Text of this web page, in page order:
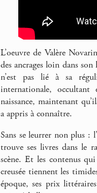
L’oeuvre de Valère
des ancrages loin dans
n’est pas lié à sa
internationale,
naissance, maintenant
a appris à connaître.
Sans se leurrer non plus :
trouve ses livres dans le
scène. Et les contenus
creusée tiennent les
époque, ses prix